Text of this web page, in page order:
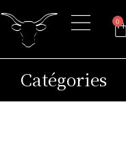
0
Catégories